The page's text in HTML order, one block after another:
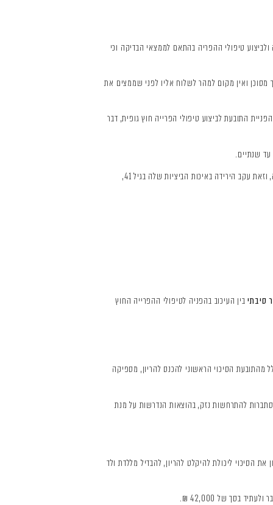
בתחילת הטיפול בה, בהיותה בת 35, לביצוע בדיקת הלפרוסקופיה ולביצוע טיפולי ההפריה בהתאם לממצאי הבדיקה וכי
ואין מקום למהר לשלוח אליו לפני שממצים את
התובעת לביצוע טיפולי הפרייה חוץ גופית, דבר
שנתיים.
ברם, במקרה דנן חלפו 6 שנים עד שהתובעת הופנתה לטיפולי הפריה, דבר שמהווה עיכוב ממשי, אשר גם פגע בסיכויי הצלחת טיפולי ההפריה שלה, וזאת עקב הירידה באיכות הביציות שלה בגיל 41,
סיבתיבין העיכוב בהפניה לטיפולי ההפרייה החוץ
הסיכוי הראשוני להכנס להריון, מספיקה
להתרחשות נזק, בהוצאות הנדרשות על מנת
הסיכוי ליכולת להיקלט להריון, להבדיל מללדת ולד